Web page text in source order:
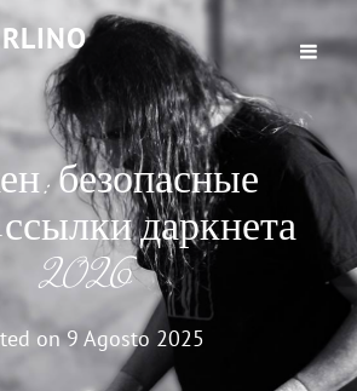
безопасные
даркнета
2026
on9 Agosto 2025